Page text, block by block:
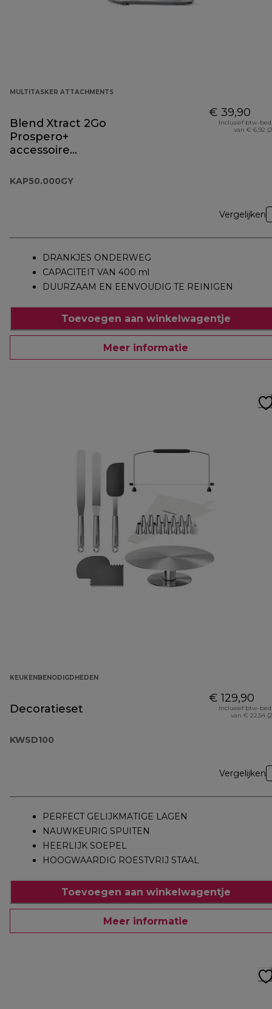
MULTITASKER ATTACHMENTS
Blend Xtract 2Go
Prospero+
accessoire
KAP50.000GY
€ 39,90
Inclusief btw-
van € 6,92
Vergelijken
DRANKJES ONDERWEG
CAPACITEIT VAN 400 ml
DUURZAAM EN EENVOUDIG TE REINIGEN
Toevoegen aan winkelwagentje
Meer informatie
KEUKENBENODIGDHEDEN
Decoratieset
KWSD100
€ 129,90
Inclusief btw-
van € 22,54
Vergelijken
PERFECT GELIJKMATIGE LAGEN
NAUWKEURIG SPUITEN
HEERLIJK SOEPEL
HOOGWAARDIG ROESTVRIJ STAAL
Toevoegen aan winkelwagentje
Meer informatie